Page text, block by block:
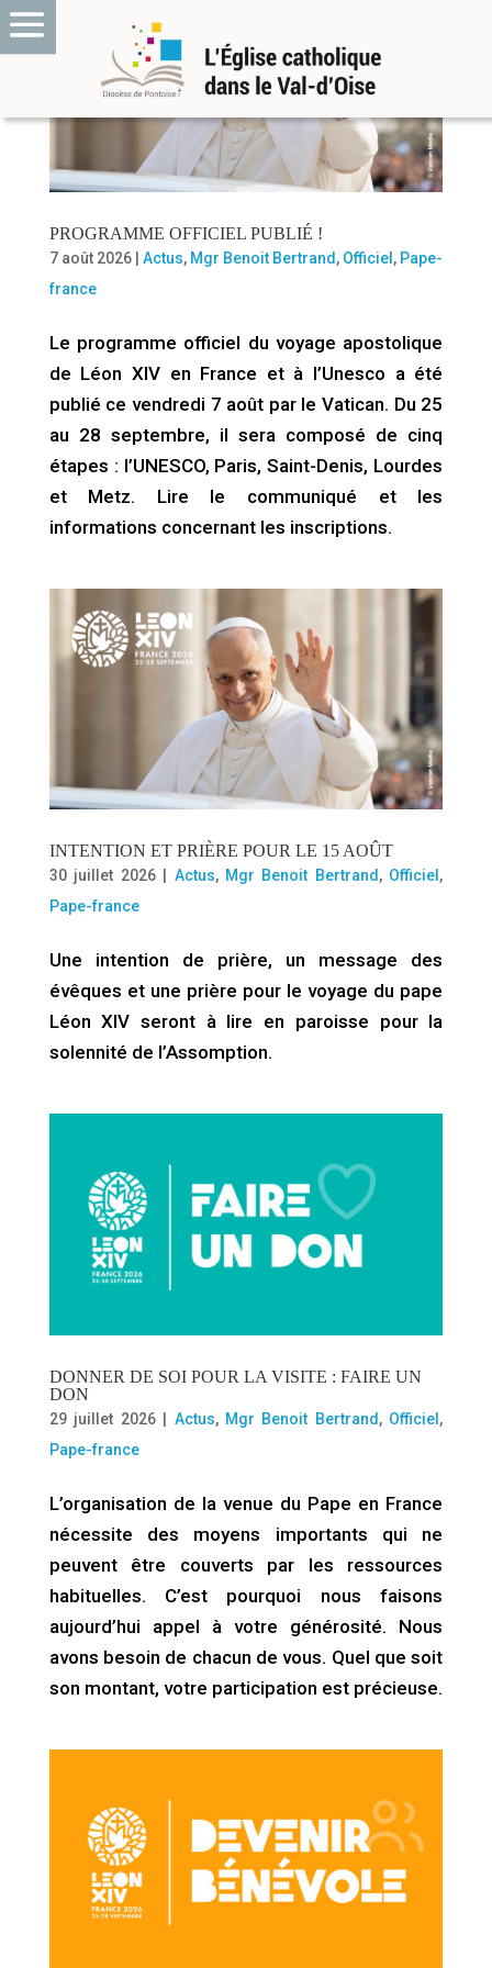
PROGRAMME OFFICIEL PUBLIÉ !
7 août 2026| Actus, Mgr Benoit Bertrand, Officiel, Pape-
france
Le programme officiel du voyage apostolique
de Léon XIV en France et à l’Unesco a été
publié ce vendredi 7 août par le Vatican. Du 25
au 28 septembre, il sera composé de cinq
étapes : l’UNESCO, Paris, Saint-Denis, Lourdes
et Metz. Lire le communiqué et les
informations concernant les inscriptions.
INTENTION ET PRIÈRE POUR LE 15 AOÛT
30 juillet 2026| Actus, Mgr Benoit Bertrand , Officiel ,
Pape-france
Une intention de prière, un message des
évêques et une prière pour le voyage du pape
Léon XIV seront à lire en paroisse pour la
solennité de l’Assomption.
DONNER DE SOI POUR LA VISITE : FAIRE UN
DON
29 juillet 2026| Actus, Mgr Benoit Bertrand , Officiel ,
Pape-france
L’organisation de la venue du Pape en France
nécessite des moyens importants qui ne
peuvent être couverts par les ressources
habituelles. C’est pourquoi nous faisons
aujourd’hui appel à votre générosité. Nous
avons besoin de chacun de vous. Quel que soit
son montant, votre participation est précieuse.